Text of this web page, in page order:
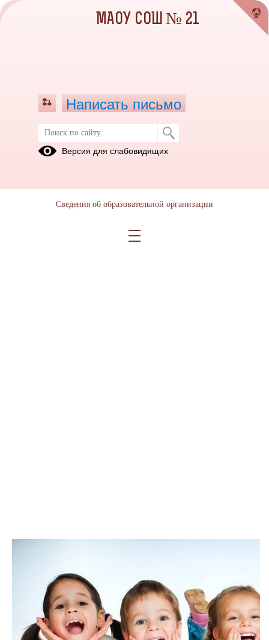
МАОУ СОШ № 21
Написать письмо
Версия для слабовидящих
Сведения об образовательной организации